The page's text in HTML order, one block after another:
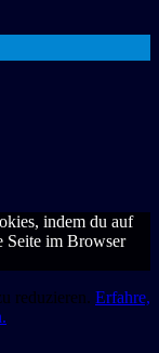
indem du auf
Seite im Browser
reduzieren. Erfahre,